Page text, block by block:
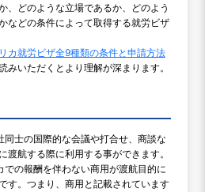
、どのような立場であるか、どのよう
などの条件によって取得する就労ビザ
カ就労ビザ全9種類の条件と申請方法
みいただくとより理解が深まります。
士の国際的な会議や打合せ、商談な
渡航する際に利用する事ができます。
の報酬を伴わない商用が渡航目的に
す。つまり、商用と記載されています